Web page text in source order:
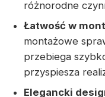
różnorodne
Łatwość w
montażowe
przebiega
przyspiesza
Elegancki